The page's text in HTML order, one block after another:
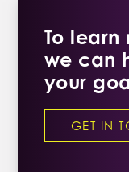
To
we can
your
GET IN